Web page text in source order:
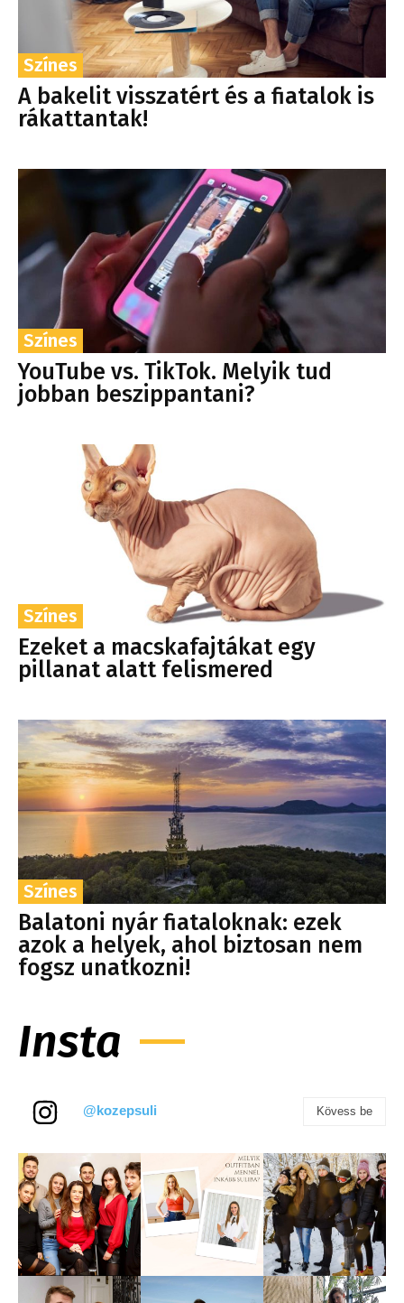
Színes
A bakelit visszatért és a fiatalok is
rákattantak!
Színes
YouTube vs. TikTok. Melyik tud
jobban beszippantani?
Színes
Ezeket a macskafajtákat egy
pillanat alatt felismered
Színes
Balatoni nyár fiataloknak: ezek
azok a helyek, ahol biztosan nem
fogsz unatkozni!
Insta
@kozepsuli Kövess be